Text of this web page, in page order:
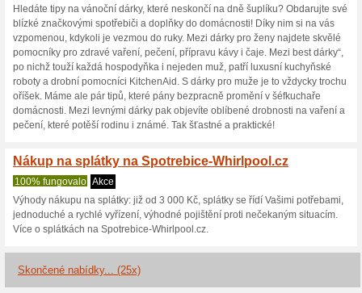
Aktuální slevy a
100% fungovalo Kupón
Široký výběr elektroniky a to
shopu Spotrebice-